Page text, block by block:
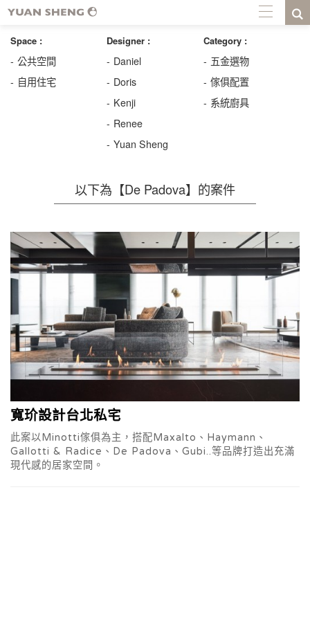
Space :
公共空間
自用住宅
Designer :
Daniel
Doris
Kenji
Renee
Yuan Sheng
Category :
五金選物
傢俱配置
系統廚具
以下為【De Padova】的案件
寬玠設計台北私宅
此案以Minotti傢俱為主，搭配Maxalto、Haymann、
Gallotti & Radice、De Padova、Gubi..等品牌打造出充滿
現代感的居家空間。